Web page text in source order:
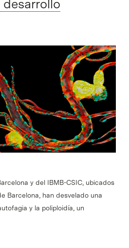
desarrollo
y del IBMB-CSIC, ubicados
Barcelona, han desvelado una
y la poliploidía, un